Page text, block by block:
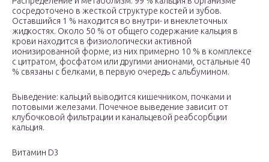
сосредоточено в жесткой структуре костей и зубов.
Оставшийся 1 % находится во внутри- и внеклеточных
жидкостях. Около 50 % от общего содержание кальция в
крови находится в физиологически активной
ионизированной форме, из них примерно 10 % в комплексе
с цитратом, фосфатом или другими анионами, остальные 40
% связаны с белками, в первую очередь с альбумином.
Выведение: кальций выводится кишечником, почками и
потовыми железами. Почечное выведение зависит от
клубочковой фильтрации и канальцевой реабсорбции
кальция.
Витамин D3